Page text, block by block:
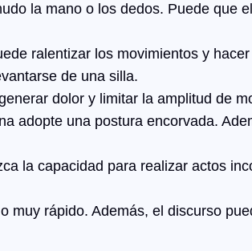
la mano o los dedos. Puede que
ralentizar los movimientos y
de una silla.
dolor y limitar la amplitud de
adopte una postura encorvada.
la capacidad para realizar actos
muy rápido. Además, el discurso